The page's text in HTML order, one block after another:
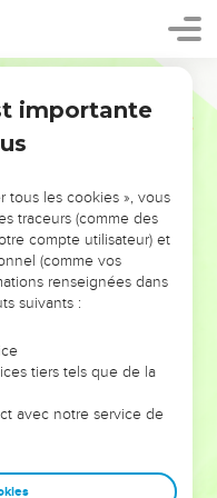
!
VOUS ÉVITER LES
les doutes, les erreurs
alors même que ce
et responsables
afin que leurs erreurs
importante
tous les cookies », vous
traceurs (comme des
compte utilisateur) et
(comme vos
renseignées dans
suivants :
tiers tels que de la
avec notre service de